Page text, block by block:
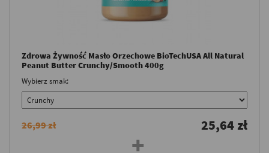
Zdrowa Żywność Masło Orzechowe BioTechUSA All Natural
Peanut Butter Crunchy/Smooth 400g
Wybierz smak:
26,99 zł 25,64 zł